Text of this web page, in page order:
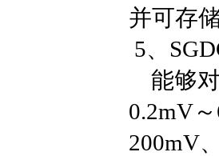
并可存
5、
能够对
0.2mV
200mV